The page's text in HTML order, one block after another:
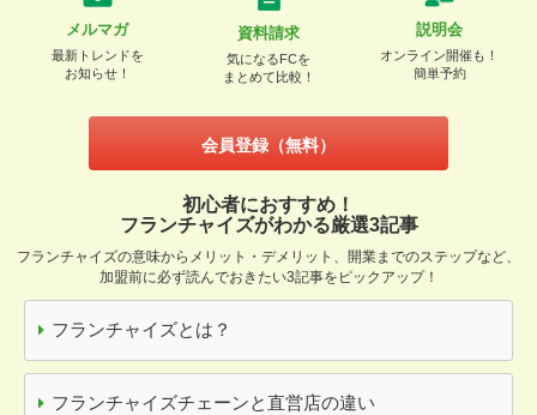
メルマガ
最新トレンドを
お知らせ！
資料請求
気になるFCを
まとめて比較！
説明会
オンライン開催も！
簡単予約
会員登録（無料）
初心者におすすめ！
フランチャイズがわかる厳選3記事
フランチャイズの意味からメリット・デメリット、開業までのステップなど、
加盟前に必ず読んでおきたい3記事をピックアップ！
フランチャイズとは？
フランチャイズチェーンと直営店の違い